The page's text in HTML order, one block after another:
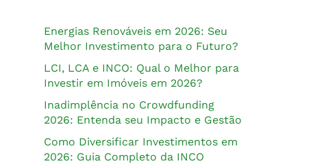
Energias Renováveis em 2026: Seu
Melhor Investimento para o Futuro?
LCI, LCA e INCO: Qual o Melhor para
Investir em Imóveis em 2026?
Inadimplência no Crowdfunding
2026: Entenda seu Impacto e Gestão
Como Diversificar Investimentos em
2026: Guia Completo da INCO